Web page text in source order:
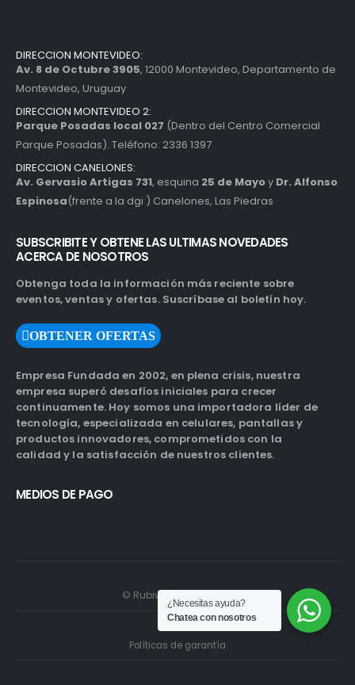
DIRECCION MONTEVIDEO:
Av. 8 de Octubre 3905, 12000 Montevideo, Departamento de
Montevideo, Uruguay
DIRECCION MONTEVIDEO 2:
Parque Posadas local 027 (Dentro del Centro Comercial
Parque Posadas). Teléfono: 2336 1397
DIRECCION CANELONES:
Av. Gervasio Artigas 731, esquina 25 de Mayoy Dr. Alfonso
Espinosa(frente a la dgi ) Canelones, Las Piedras
SUBSCRIBITE Y OBTENE LAS ULTIMAS NOVEDADES
ACERCA DE NOSOTROS
Obtenga toda la información más reciente sobre
eventos, ventas y ofertas. Suscríbase al boletín hoy.
OBTENER OFERTAS
Empresa Fundada en 2002, en plena crisis, nuestra
empresa superó desafíos iniciales para crecer
continuamente. Hoy somos una importadora líder de
tecnología, especializada en celulares, pantallas y
productos innovadores, comprometidos con la
calidad y la satisfacción de nuestros clientes.
MEDIOS DE PAGO
© Rubiwebs.com 2026.
Políticas de garantía
¿Necesitas ayuda?
Chatea con nosotros